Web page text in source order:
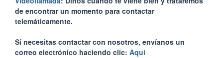
de encontrar un momento para contactar
telemáticamente.
Sí necesitas contactar con nosotros, envíanos un
correo electrónico haciendo clic: Aquí